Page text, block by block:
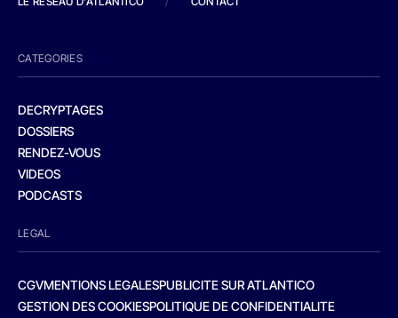
CATEGORIES
DECRYPTAGES
DOSSIERS
RENDEZ-VOUS
VIDEOS
PODCASTS
LEGAL
CGVMENTIONS LEGALESPUBLICITE SUR ATLANTICO
GESTION DES COOKIESPOLITIQUE DE CONFIDENTIALITE